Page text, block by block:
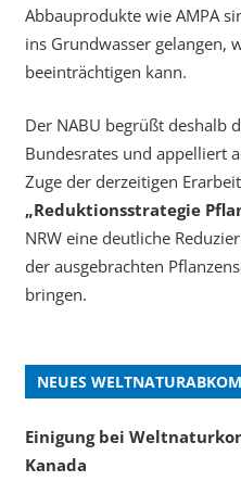
Abbauprodukte wie AMPA
ins Grundwasser gelangen,
beeinträchtigen kann.
Der NABU begrüßt deshalb
Bundesrates und appelliert
Zuge der derzeitigen
„Reduktionsstrategie
NRW eine deutliche
der ausgebrachten
bringen.
NEUES
Einigung bei
Kanada